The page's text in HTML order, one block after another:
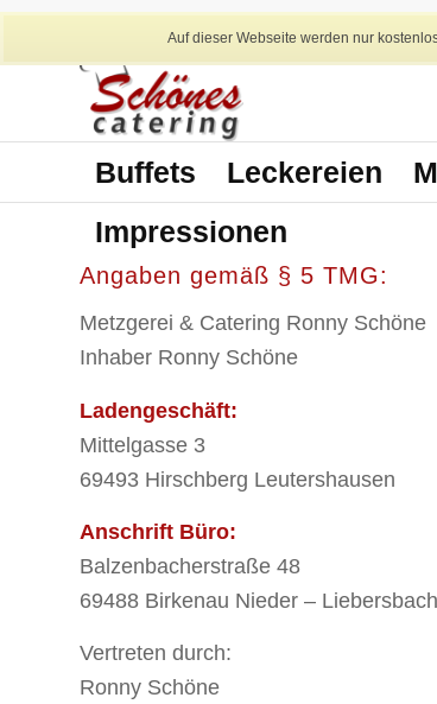
Auf dieser Webseite werden nur
Buffets Leckereien
Impressionen
Angaben gemäß § 5 TMG:
Metzgerei & Catering Ronny Schöne
Inhaber Ronny Schöne
Ladengeschäft:
Mittelgasse 3
69493 Hirschberg Leutershausen
Anschrift Büro:
Balzenbacherstraße 48
69488 Birkenau Nieder – Liebersbach
Vertreten durch:
Ronny Schöne